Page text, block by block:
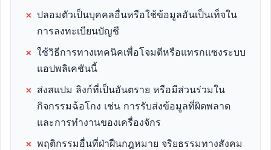
× ปลอมตัวเป็นบุคคลอื่นหรือใช้ข้อมูลอันเป็นเท็จใน
การลงทะเบียนบัญชี
× ใช้วิธีการทางเทคนิคเพื่อโจมตีหรือแทรกแซงระบบ
แอปพลิเคชันนี้
× ส่งสแปม ลิงก์ที่เป็นอันตราย หรือมีส่วนร่วมใน
กิจกรรมฉ้อโกง เช่น การรับส่งข้อมูลที่ผิดพลาด
และการทำงานของเครื่องจักร
× พฤติกรรมอื่นที่ฝ่าฝืนกฎหมาย จริยธรรมทางสังคม